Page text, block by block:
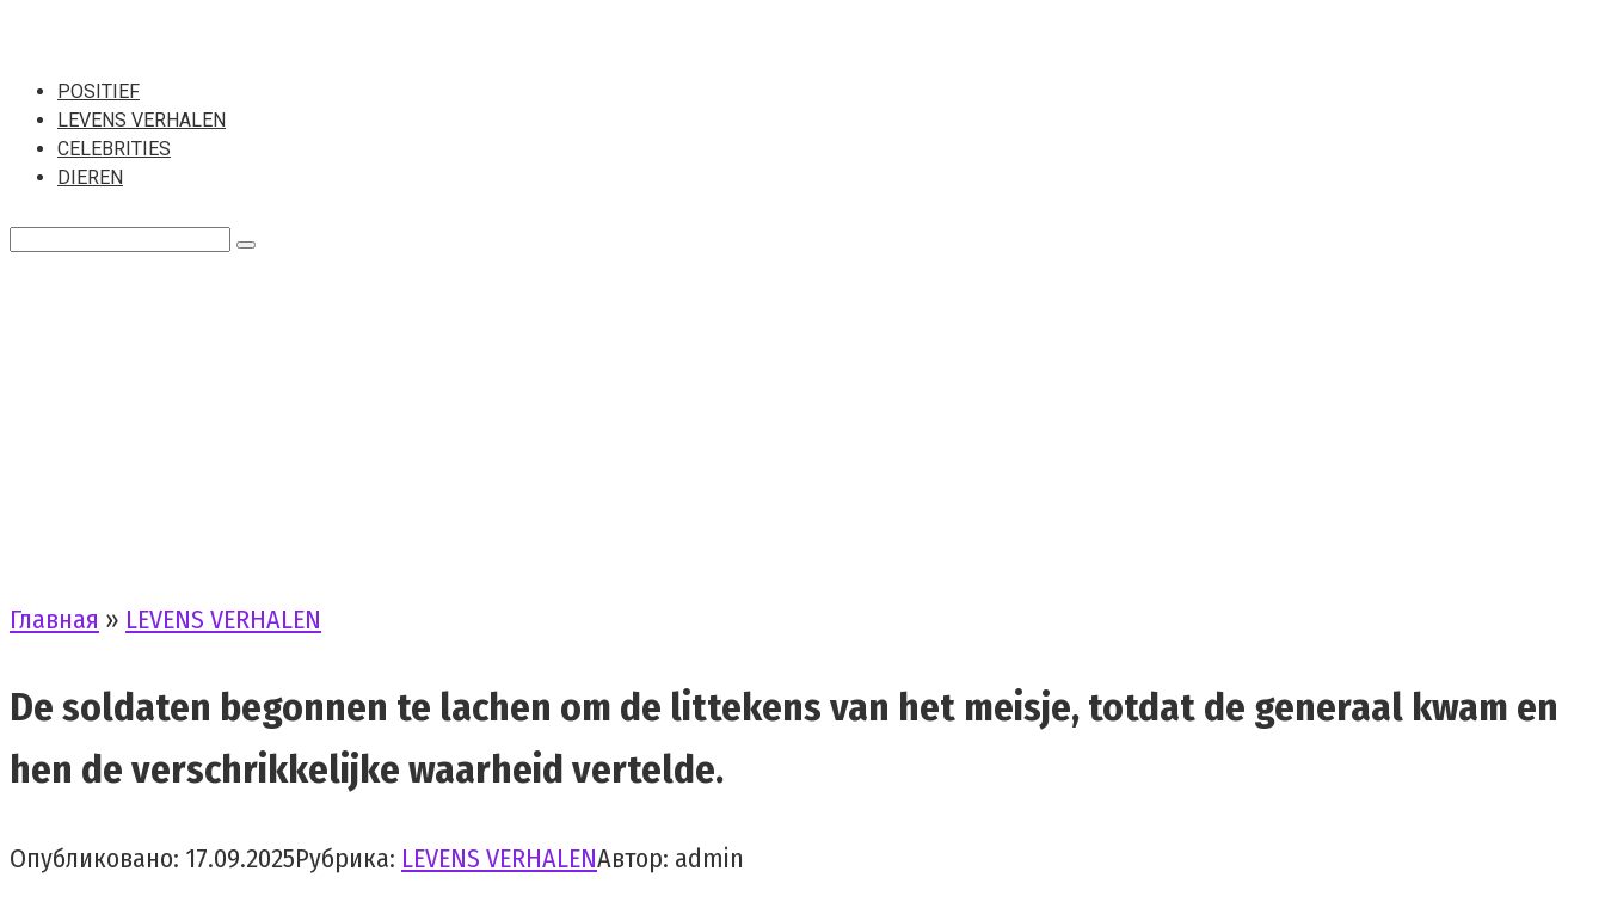
контенту
POSITIEF
LEVENS VERHALEN
CELEBRITIES
DIEREN
Поиск:
Главная » LEVENS VERHALEN
De soldaten begonnen te lachen om de littekens van het meisje, totdat de generaal kwam en
hen de verschrikkelijke waarheid vertelde.
Опубликовано: 17.09.2025Рубрика: LEVENS VERHALENАвтор: admin